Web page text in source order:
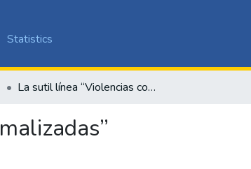
Statistics
La sutil línea “Violencias cotidianas y normalizadas”